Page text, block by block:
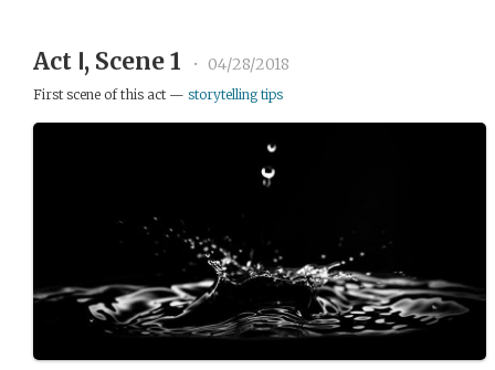
Act Ⅰ, Scene 1 • 04/28/2018
First scene of this act — storytelling tips